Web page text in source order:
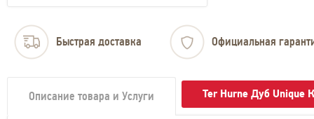
Быстрая доставка Официальная
Описание товара и Услуги Ter Hurne Дуб Unique